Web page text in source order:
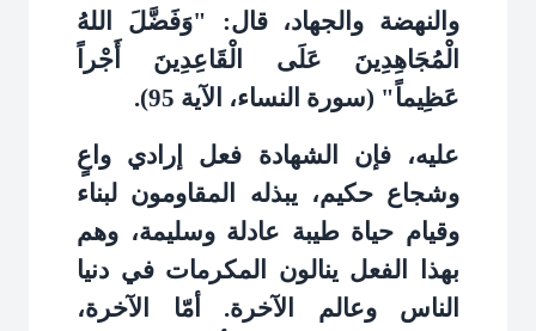
والنهضة والجهاد، قال: "وَفَضَّلَ اللهُ
الْمُجَاهِدِينَ عَلَى الْقَاعِدِينَ أَجْراً
عَظِيماً" (سورة النساء، الآية 95)
.
عليه، فإن الشهادة فعل إرادي واعٍ
وشجاع حكيم، يبذله المقاومون لبناء
وقيام حياة طيبة عادلة وسليمة، وهم
بهذا الفعل ينالون المكرمات في دنيا
الناس وعالم الآخرة. أمّا الآخرة،